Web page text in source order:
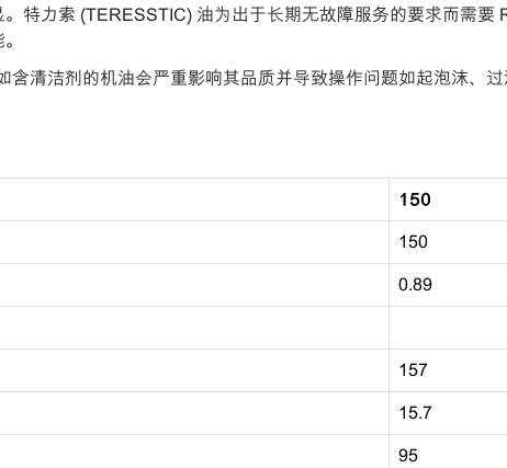
特力索 (TERESSTIC) 油为出于长期无故障服务的要求而需
清洁剂的机油会严重影响其品质并导致操作问题如起泡沫、过
150
150
0.89
157
15.7
95